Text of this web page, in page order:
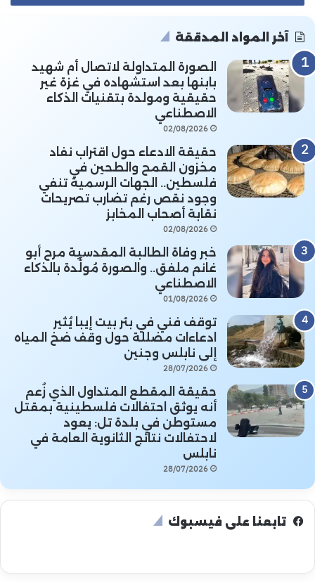
آخر المواد المدققة
الصورة المتداولة لاتصال أم شهيد
بابنها بعد استشهاده في غزة غير
حقيقية ومولدة بتقنيات الذكاء
الاصطناعي
02/08/2026
حقيقة الادعاء حول اقتراب نفاد
مخزون القمح والطحين في
فلسطين.. الجهات الرسمية تنفي
وجود نقص رغم تضارب تصريحات
نقابة أصحاب المخابز
02/08/2026
خبر وفاة الطالبة المقدسية مرح أبو
غانم ملفق.. والصورة مُولَّدة بالذكاء
الاصطناعي
01/08/2026
توقف فني في بئر بيت إيبا يُثير
ادعاءات مضللة حول وقف ضخ المياه
إلى نابلس وجنين
28/07/2026
حقيقة المقطع المتداول الذي زُعم
أنه يوثق احتفالات فلسطينية بمقتل
مستوطن في بلدة تل: يعود
لاحتفالات نتائج الثانوية العامة في
نابلس
28/07/2026
تابعنا على فيسبوك